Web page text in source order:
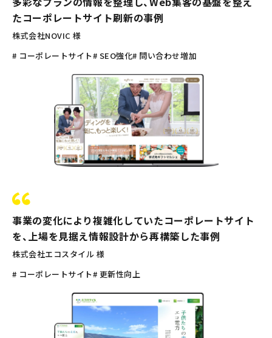
たコーポレートサイト刷新の事例
株式会社NOVIC 様
# コーポレートサイト# SEO強化# 問い合わせ増加
事業の変化により複雑化していたコーポレートサイト
を、上場を見据え情報設計から再構築した事例
株式会社エコスタイル 様
# コーポレートサイト# 更新性向上